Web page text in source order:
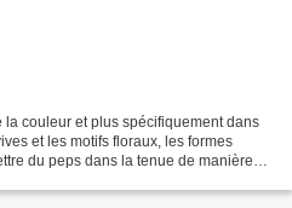
la couleur et plus spécifiquement dans
et les motifs floraux, les formes
du peps dans la tenue de manière